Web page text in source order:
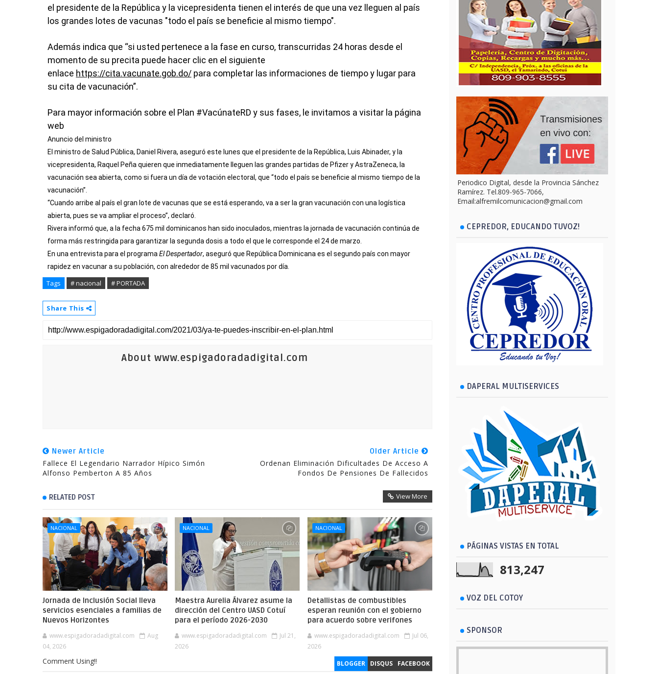
el presidente de la República y la vicepresidenta tienen el interés de que una vez lleguen al país
los grandes lotes de vacunas "todo el país se beneficie al mismo tiempo".
Además indica que “si usted pertenece a la fase en curso, transcurridas 24 horas desde el
momento de su precita puede hacer clic en el siguiente
enlace https://cita.vacunate.gob.do/ para completar las informaciones de tiempo y lugar para
su cita de vacunación”.
Para mayor información sobre el Plan #VacúnateRD y sus fases, le invitamos a visitar la página
web
Anuncio del ministro
El ministro de Salud Pública, Daniel Rivera, aseguró este lunes que el presidente de la República, Luis Abinader, y la
vicepresidenta, Raquel Peña quieren que inmediatamente lleguen las grandes partidas de Pfizer y AstraZeneca, la
vacunación sea abierta, como si fuera un día de votación electoral, que “todo el país se beneficie al mismo tiempo de la
vacunación”.
“Cuando arribe al país el gran lote de vacunas que se está esperando, va a ser la gran vacunación con una logística
abierta, pues se va ampliar el proceso”, declaró.
Rivera informó que, a la fecha 675 mil dominicanos han sido inoculados, mientras la jornada de vacunación continúa de
forma más restringida para garantizar la segunda dosis a todo el que le corresponde el 24 de marzo.
En una entrevista para el programa El Despertador, aseguró que República Dominicana es el segundo país con mayor
rapidez en vacunar a su población, con alrededor de 85 mil vacunados por día.
Tags # nacional # PORTADA
Share This
About www.espigadoradadigital.com
Newer Article
Fallece El Legendario Narrador Hípico Simón
Alfonso Pemberton A 85 Años
Older Article
Ordenan Eliminación Dificultades De Acceso A
Fondos De Pensiones De Fallecidos
RELATED POST View More
NACIONAL
Jornada de Inclusión Social lleva
servicios esenciales a familias de
Nuevos Horizontes
www.espigadoradadigital.com
Aug
04, 2026
NACIONAL
Maestra Aurelia Álvarez asume la
dirección del Centro UASD Cotuí
para el período 2026-2030
www.espigadoradadigital.com
Jul 21,
2026
NACIONAL
Detallistas de combustibles
esperan reunión con el gobierno
para acuerdo sobre verifones
www.espigadoradadigital.com
Jul 06,
2026
BLOGGER DISQUS FACEBOOK
Comment Using!!
Periodico Digital, desde la Provincia Sánchez
Ramírez. Tel.809-965-7066,
Email:alfremilcomunicacion@gmail.com
CEPREDOR, EDUCANDO TUVOZ!
DAPERAL MULTISERVICES
PÁGINAS VISTAS EN TOTAL
813,247
VOZ DEL COTOY
SPONSOR